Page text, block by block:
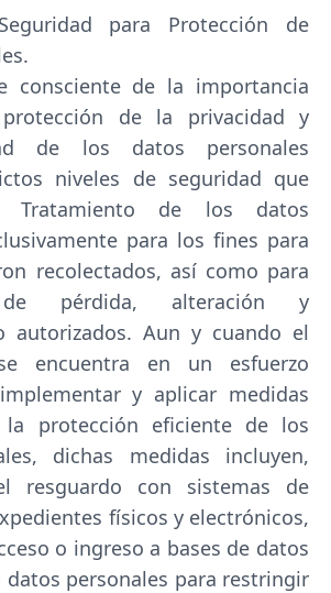
para Protección de
consciente de la importancia
de la privacidad y
de los datos personales
niveles de seguridad que
Tratamiento de los datos
para los fines para
recolectados, así como para
de pérdida, alteración y
autorizados. Aun y cuando el
encuentra en un esfuerzo
y aplicar medidas
protección eficiente de los
dichas medidas incluyen,
resguardo con sistemas de
físicos y electrónicos,
o ingreso a bases de datos
datos personales para restringir